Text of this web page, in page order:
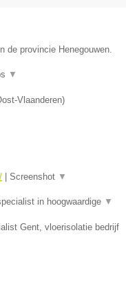
de provincie Henegouwen.
▼
Vlaanderen)
Screenshot ▼
in hoogwaardige ▼
Gent, vloerisolatie bedrijf